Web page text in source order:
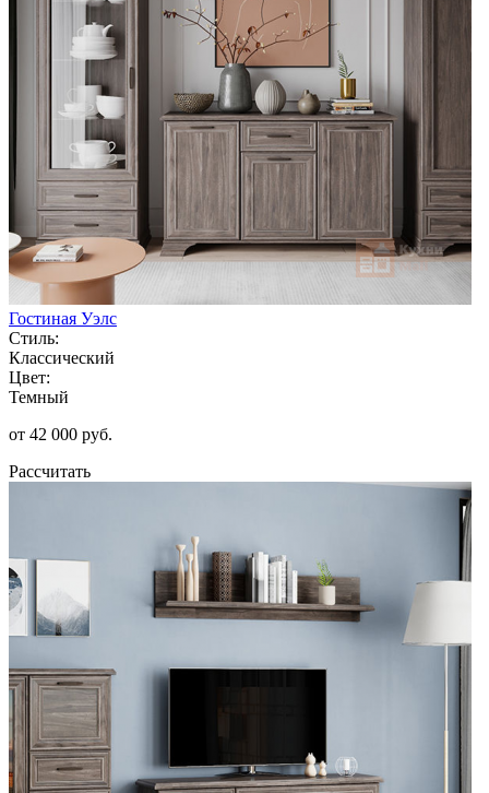
Гостиная Уэлс
Стиль:
Классический
Цвет:
Темный
от 42 000 руб.
Рассчитать